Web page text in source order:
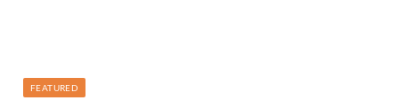
FEATURED